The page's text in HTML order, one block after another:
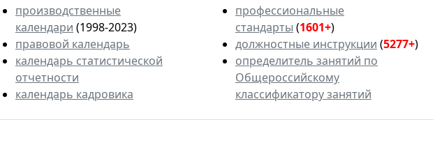
производственные
календари (1998-2023)
правовой календарь
календарь статистической
отчетности
календарь кадровика
профессиональные
стандарты (1601+)
должностные инструкции (5277+)
определитель занятий по
Общероссийскому
классификатору занятий